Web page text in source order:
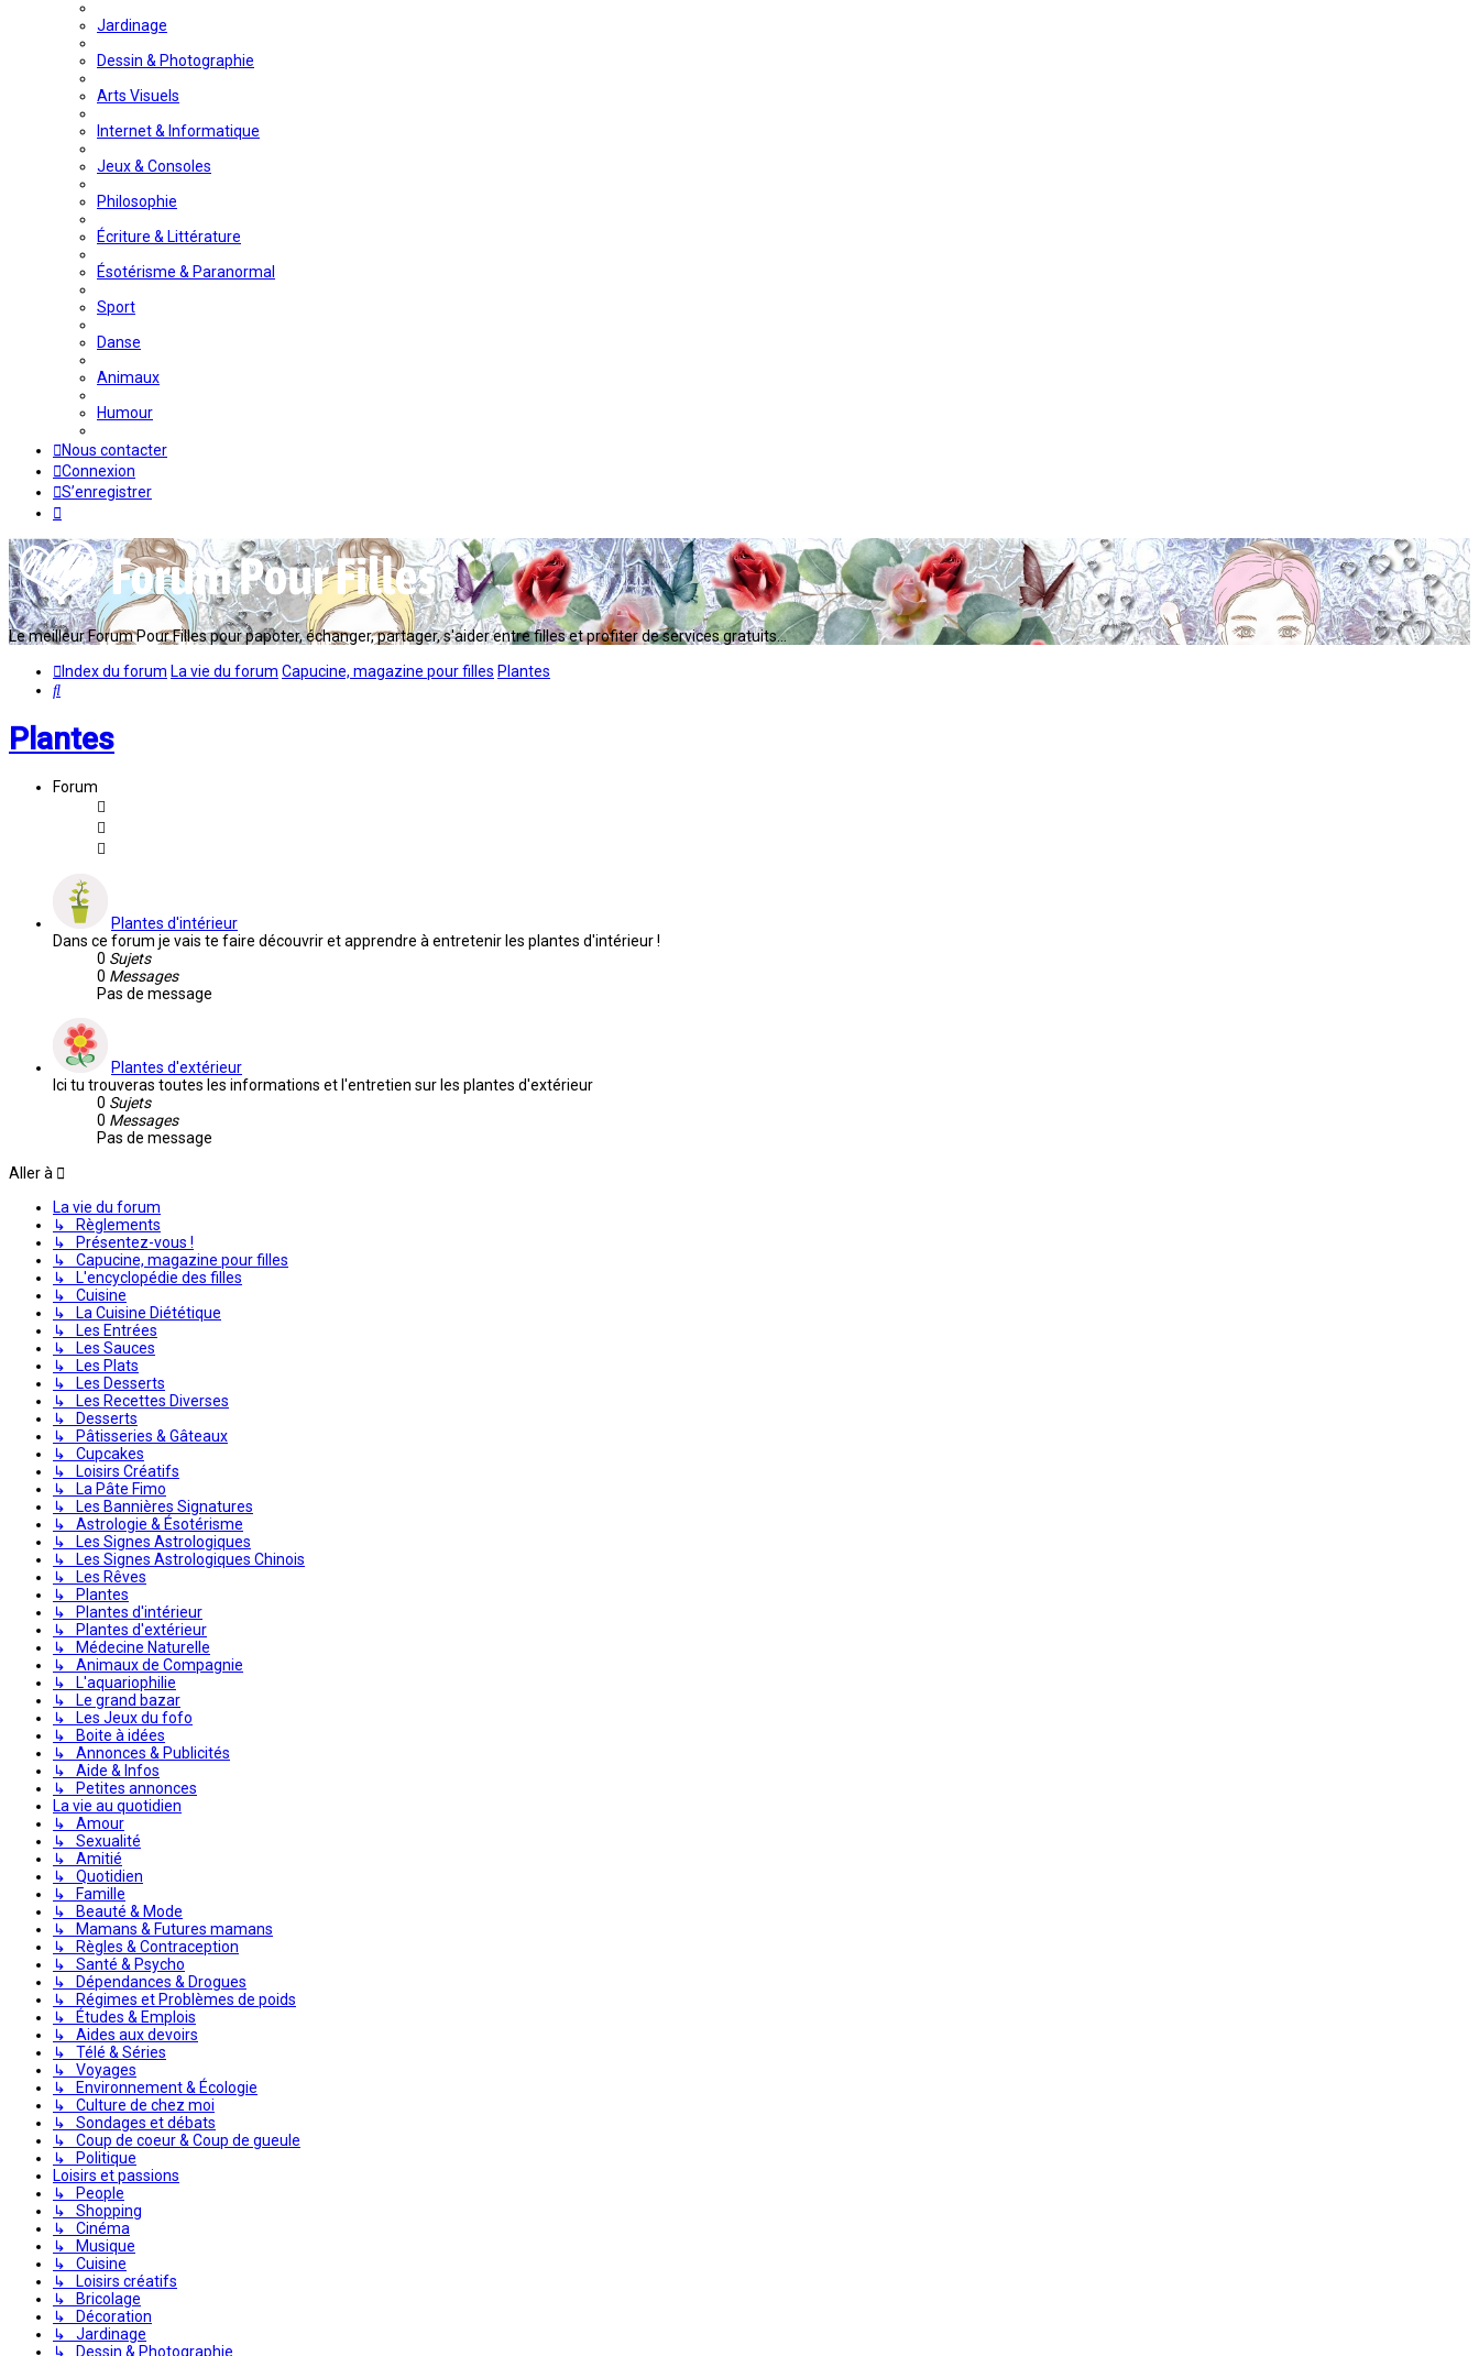
Jardinage
Dessin & Photographie
Arts Visuels
Internet & Informatique
Jeux & Consoles
Philosophie
Écriture & Littérature
Ésotérisme & Paranormal
Sport
Danse
Animaux
Humour
Nous contacter
Connexion
S’enregistrer
Le meilleur Forum Pour Filles pour papoter, échanger, partager, s'aider entre filles et profiter de services gratuits...
Index du forum La vie du forum Capucine, magazine pour filles Plantes
Rechercher
Plantes
Forum
Plantes d'intérieur
Dans ce forum je vais te faire découvrir et apprendre à entretenir les plantes d'intérieur !
0 Sujets
0 Messages
Pas de message
Plantes d'extérieur
Ici tu trouveras toutes les informations et l'entretien sur les plantes d'extérieur
0 Sujets
0 Messages
Pas de message
Aller à
La vie du forum
↳ Règlements
↳ Présentez-vous !
↳ Capucine, magazine pour filles
↳ L'encyclopédie des filles
↳ Cuisine
↳ La Cuisine Diététique
↳ Les Entrées
↳ Les Sauces
↳ Les Plats
↳ Les Desserts
↳ Les Recettes Diverses
↳ Desserts
↳ Pâtisseries & Gâteaux
↳ Cupcakes
↳ Loisirs Créatifs
↳ La Pâte Fimo
↳ Les Bannières Signatures
↳ Astrologie & Ésotérisme
↳ Les Signes Astrologiques
↳ Les Signes Astrologiques Chinois
↳ Les Rêves
↳ Plantes
↳ Plantes d'intérieur
↳ Plantes d'extérieur
↳ Médecine Naturelle
↳ Animaux de Compagnie
↳ L'aquariophilie
↳ Le grand bazar
↳ Les Jeux du fofo
↳ Boite à idées
↳ Annonces & Publicités
↳ Aide & Infos
↳ Petites annonces
La vie au quotidien
↳ Amour
↳ Sexualité
↳ Amitié
↳ Quotidien
↳ Famille
↳ Beauté & Mode
↳ Mamans & Futures mamans
↳ Règles & Contraception
↳ Santé & Psycho
↳ Dépendances & Drogues
↳ Régimes et Problèmes de poids
↳ Études & Emplois
↳ Aides aux devoirs
↳ Télé & Séries
↳ Voyages
↳ Environnement & Écologie
↳ Culture de chez moi
↳ Sondages et débats
↳ Coup de coeur & Coup de gueule
↳ Politique
Loisirs et passions
↳ People
↳ Shopping
↳ Cinéma
↳ Musique
↳ Cuisine
↳ Loisirs créatifs
↳ Bricolage
↳ Décoration
↳ Jardinage
↳ Dessin & Photographie